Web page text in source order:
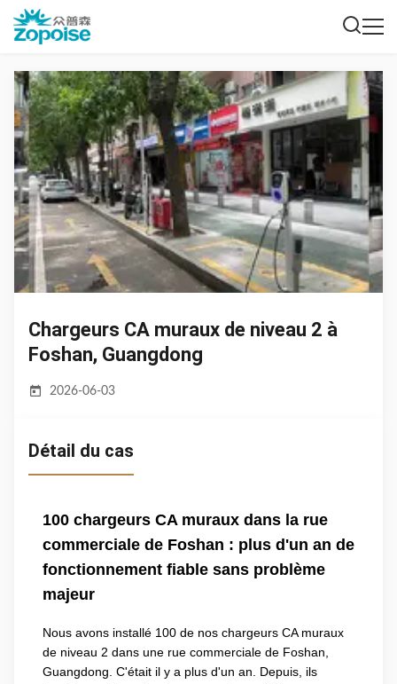
Chargeurs CA muraux de niveau 2 à
Foshan, Guangdong
2026-06-03
Détail du cas
100 chargeurs CA muraux dans la rue
commerciale de Foshan : plus d'un an de
fonctionnement fiable sans problème
majeur
Nous avons installé 100 de nos chargeurs CA muraux
de niveau 2 dans une rue commerciale de Foshan,
Guangdong. C'était il y a plus d'un an. Depuis, ils